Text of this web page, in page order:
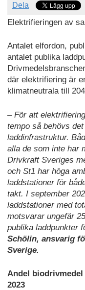
Dela
Elektrifieringen av
Antalet elfordon,
antalet publika
där elektrifiering är
klimatneutrala till
– För att
tempo så behövs
laddinfrastruktur.
alla de som inte har
Drivkraft Sveriges
och St1 har höga
laddstationer för
takt. I september
laddstationer med
motsvarar ungefär
publika laddpunkter
Schölin, ansvarig
Sverige.
Andel
2023